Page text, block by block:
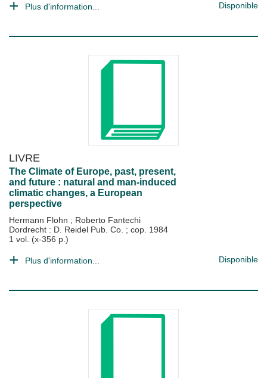
Plus d'information... Disponible
LIVRE
The Climate of Europe, past, present,
and future : natural and man-induced
climatic changes, a European
perspective
Hermann Flohn ; Roberto Fantechi
Dordrecht : D. Reidel Pub. Co. ; cop. 1984
1 vol. (x-356 p.)
Plus d'information... Disponible